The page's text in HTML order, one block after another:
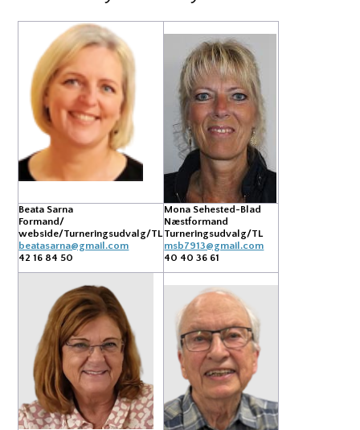
Beata Sarna
Formand/
webside/Turneringsudvalg/TL
beatasarna@gmail.com
42 16 84 50
Mona Sehested-Blad
Næstformand
Turneringsudvalg/TL
msb7913@gmail.com
40 40 36 61